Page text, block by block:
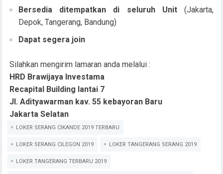
Bersedia ditempatkan di seluruh Unit(Jakarta,
Depok, Tangerang, Bandung)
Dapat segera join
Silahkan mengirim lamaran anda melalui :
HRD Brawijaya Investama
Recapital Building lantai 7
Jl. Adityawarman kav. 55 kebayoran Baru
Jakarta Selatan
LOKER SERANG CIKANDE 2019 TERBARU
LOKER SERANG CILEGON 2019 LOKER TANGERANG SERANG 2019
LOKER TANGERANG TERBARU 2019